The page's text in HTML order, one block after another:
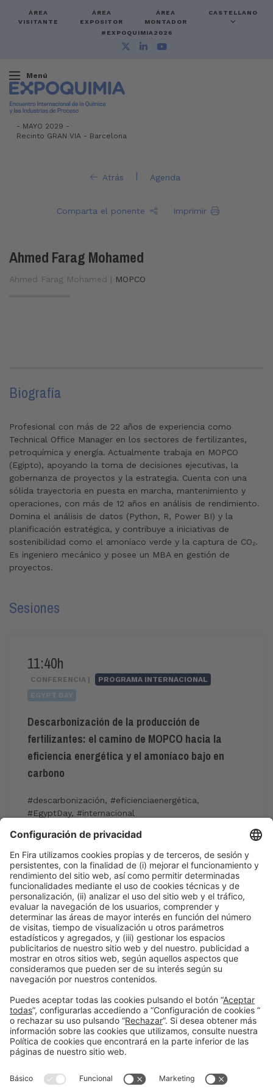
ÁREA
VISITANTE
ÁREA
EXPOSITOR
ÁREA
MONTADOR
CASTELLANO
#EXPOQUIMIA2026
Menú
- MAYO 2029 -
Recinto GRAN VIA - Barcelona
Atrás | Agenda
Comparta el ponente Imprimir
Ahmed Farag Mohamed
Ahmed Farag Mohamed | MOPCO
Biografía
Profesional con más de 22 años de experiencia como
Technical Office Manager en los sectores de fertilizantes,
petroquímica y energía. Actualmente trabaja en MOPCO
(Egipto), apoyando la toma de decisiones ejecutivas, la
gobernanza de proyectos y la estrategia. Cuenta con una
sólida trayectoria en puesta en marcha, mantenimiento y
operaciones, con más de 12 años en análisis de rendimiento.
Domina el análisis de datos (Python, R, Power BI) y la
planificación estratégica, y contribuye a iniciativas de
sostenibilidad como el amoníaco verde y la captura de CO₂.
Es ingeniero mecánico y posee un MBA en gestión de
proyectos.
Sesiones
11:40h
CONFERENCIA |
PROGRAMA INTERNACIONAL
EGYPT DAY
Descarbonización de la producción de
fertilizantes: el camino de MOPCO hacia la
eficiencia energética y el amoníaco bajo en
carbono
#descarbonización, #eficienciaenergética,
#EgyptDay, #internacional
Mié 3
11:40h - 12:00h
International Meeting Point
Inscripción en la actividad durante la
acreditación a Expoquimia
Leer más